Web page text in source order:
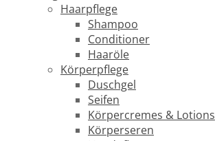
Haarpflege
Shampoo
Conditioner
Haaröle
Körperpflege
Duschgel
Seifen
Körpercremes & Lotions
Körperseren